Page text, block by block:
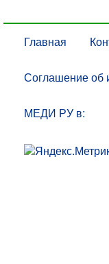
Главная
Соглашение об
МЕДИ РУ в: